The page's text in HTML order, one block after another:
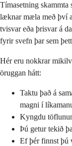
Tímasetning
læknar mæla með því
tvisvar eða þrisvar á
fyrir svefn þar sem
Hér eru nokkrar
öruggan hátt:
Taktu það á
magni í
Kyngdu
Þú getur tekið
Ef þér finnst